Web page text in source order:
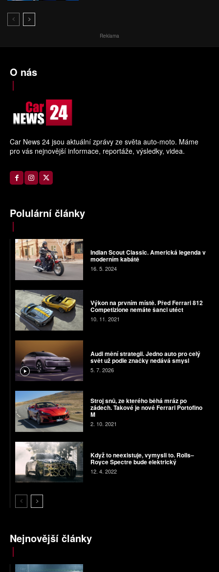
Reklama
O nás
Car News 24 jsou aktuální zprávy ze světa auto-moto. Máme
pro vás nejnovější informace, reportáže, výsledky, videa.
Polulární články
Indian Scout Classic. Americká legenda v
moderním kabátě
16. 5. 2024
Výkon na prvním místě. Před Ferrari 812
Competizione nemáte šanci utéct
10. 11. 2021
Audi mění strategii. Jedno auto pro celý
svět už podle značky nedává smysl
5. 7. 2026
Stroj snů, ze kterého běhá mráz po
zádech. Takové je nové Ferrari Portofino
M
2. 10. 2021
Když to neexistuje, vymysli to. Rolls–
Royce Spectre bude elektrický
12. 4. 2022
Nejnovější články